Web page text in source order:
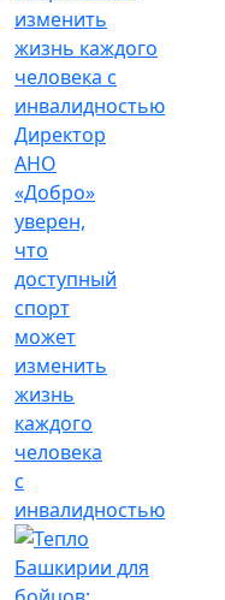
Директор
АНО
«Добро»
уверен,
что
доступный
спорт
может
изменить
жизнь
каждого
человека
с
инвалидностью